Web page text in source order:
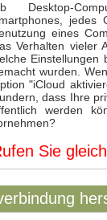
Desktop-
jedes
eines
Verhalten vieler
Einstellungen
wurden.
"iCloud
dass Ihre
werden
Sie